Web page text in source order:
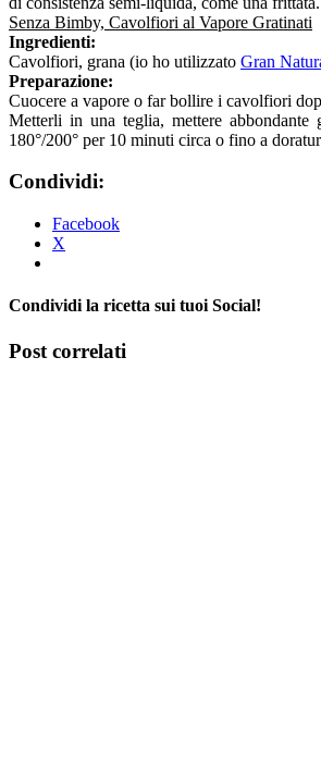
Senza Bimby, Cavolfiori al Vapore Gratinati
Ingredienti:
Cavolfiori, grana (io ho utilizzato Gran
Preparazione:
Cuocere a vapore o far bollire i cavolfiori
Metterli in una teglia, mettere
180°/200° per 10 minuti circa o fino a
Condividi:
Facebook
X
Condividi la ricetta sui tuoi Social!
Facebook
X
Tumblr
Pinterest
Post correlati